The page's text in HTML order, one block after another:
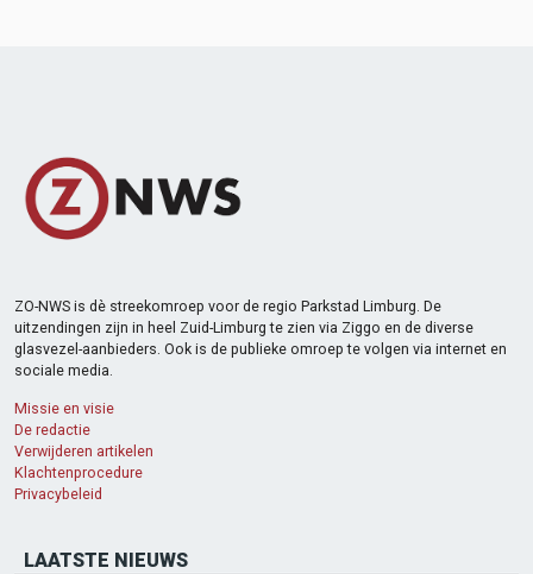
ZO-NWS is dè streekomroep voor de regio Parkstad Limburg. De
uitzendingen zijn in heel Zuid-Limburg te zien via Ziggo en de diverse
glasvezel-aanbieders. Ook is de publieke omroep te volgen via internet en
sociale media.
Missie en visie
De redactie
Verwijderen artikelen
Klachtenprocedure
Privacybeleid
LAATSTE NIEUWS